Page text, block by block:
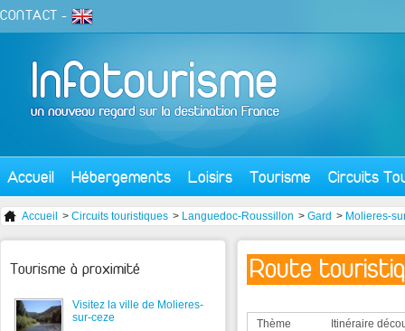
CONTACT -
Accueil Hébergements Loisirs Tourisme Circuits
Accueil > Circuits touristiques > Languedoc-Roussillon > Gard > Molieres-
Route
Thème
Itinéraire
Tourisme à proximité
Visitez la ville de Molieres-
sur-ceze